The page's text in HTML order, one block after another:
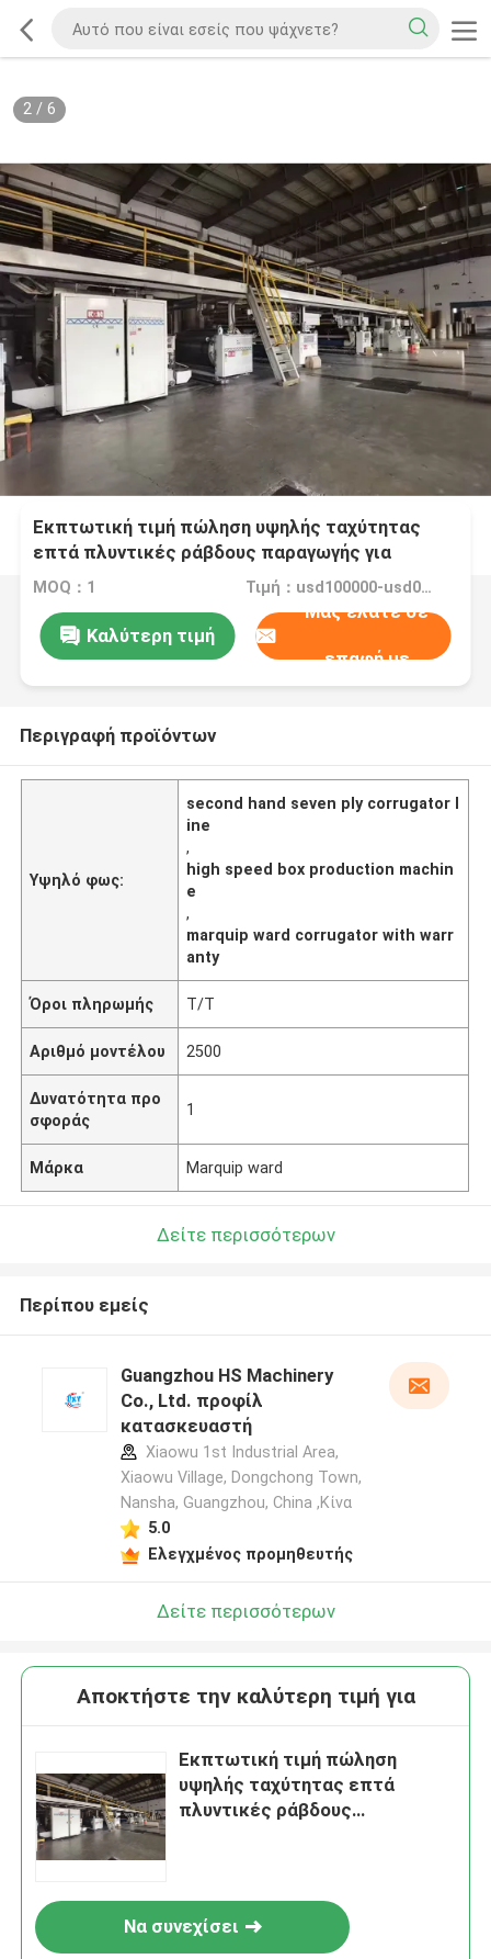
2/ 6
Εκπτωτική τιμή πώληση υψηλής ταχύτητας
επτά πλυντικές ράβδους παραγωγής για
Marquip Ward
MOQ：1 Τιμή：usd100000-usd000000
Καλύτερη τιμή
Μας ελάτε σε
επαφή με
Περιγραφή προϊόντων
Υψηλό φως:
second hand seven ply corrugator l
ine
,
high speed box production machin
e
,
marquip ward corrugator with warr
anty
Όροι πληρωμής T/T
Αριθμό μοντέλου 2500
Δυνατότητα προ
σφοράς
1
Μάρκα Marquip ward
Δείτε περισσότερων
Περίπου εμείς
Guangzhou HS Machinery
Co., Ltd. προφίλ
κατασκευαστή
Xiaowu 1st Industrial Area,
Xiaowu Village, Dongchong Town,
Nansha, Guangzhou, China ,Κίνα
5.0
Ελεγχμένος προμηθευτής
Δείτε περισσότερων
Αποκτήστε την καλύτερη τιμή για
Εκπτωτική τιμή πώληση
υψηλής ταχύτητας επτά
πλυντικές ράβδους
Να συνεχίσει